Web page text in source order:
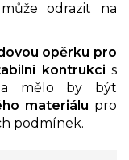
odrazit na
opěrku pro
kontrukci s
a mělo by být
materiálu pro
podmínek.